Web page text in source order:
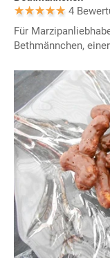
4
Für
Bethmännchen,